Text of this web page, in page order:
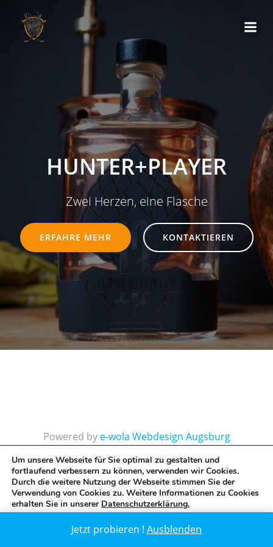
springen
HUNTER+PLAYER
Zwei Herzen, eine Flasche
ERFAHRE MEHR KONTAKTIEREN
Powered by e-wola Webdesign Augsburg
Jetzt probieren ! Ausblenden
Um unsere Webseite für Sie optimal zu gestalten und
fortlaufend verbessern zu können, verwenden wir Cookies.
Durch die weitere Nutzung der Webseite stimmen Sie der
Verwendung von Cookies zu. Weitere Informationen zu Cookies
erhalten Sie in unserer Datenschutzerklärung.
Ablehnen GDPR Cookie-Banner schließen